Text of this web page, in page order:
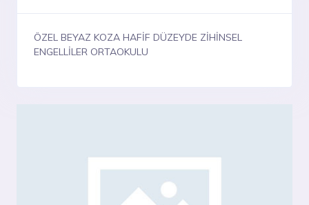
ÖZEL BEYAZ KOZA HAFİF DÜZEYDE ZİHİNSEL
ENGELLİLER ORTAOKULU